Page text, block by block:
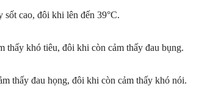
sốt cao, đôi khi lên đến 39°C.
thấy khó tiêu, đôi khi còn cảm thấy đau bụng.
thấy đau họng, đôi khi còn cảm thấy khó nói.